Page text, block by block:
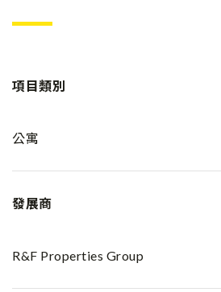
項目類別
公寓
發展商
R&F Properties Group